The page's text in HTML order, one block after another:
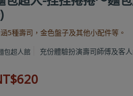
5種壽司，金色盤子及其他小配件等。
包超人館 充份體驗扮演壽司師傅及客